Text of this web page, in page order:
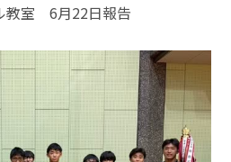
教室 6月22日報告